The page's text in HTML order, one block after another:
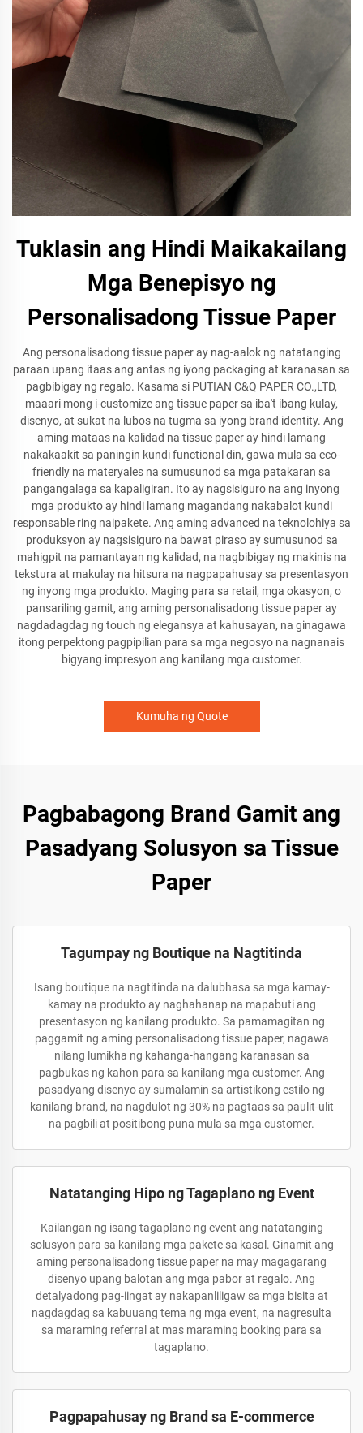
Tuklasin ang Hindi Maikakailang
Mga Benepisyo ng
Personalisadong Tissue Paper
Ang personalisadong tissue paper ay nag-aalok ng natatanging
paraan upang itaas ang antas ng iyong packaging at karanasan sa
pagbibigay ng regalo. Kasama si PUTIAN C&Q PAPER CO.,LTD,
maaari mong i-customize ang tissue paper sa iba't ibang kulay,
disenyo, at sukat na lubos na tugma sa iyong brand identity. Ang
aming mataas na kalidad na tissue paper ay hindi lamang
nakakaakit sa paningin kundi functional din, gawa mula sa eco-
friendly na materyales na sumusunod sa mga patakaran sa
pangangalaga sa kapaligiran. Ito ay nagsisiguro na ang inyong
mga produkto ay hindi lamang magandang nakabalot kundi
responsable ring naipakete. Ang aming advanced na teknolohiya sa
produksyon ay nagsisiguro na bawat piraso ay sumusunod sa
mahigpit na pamantayan ng kalidad, na nagbibigay ng makinis na
tekstura at makulay na hitsura na nagpapahusay sa presentasyon
ng inyong mga produkto. Maging para sa retail, mga okasyon, o
pansariling gamit, ang aming personalisadong tissue paper ay
nagdadagdag ng touch ng elegansya at kahusayan, na ginagawa
itong perpektong pagpipilian para sa mga negosyo na nagnanais
bigyang impresyon ang kanilang mga customer.
Kumuha ng Quote
Pagbabagong Brand Gamit ang
Pasadyang Solusyon sa Tissue
Paper
Tagumpay ng Boutique na Nagtitinda
Isang boutique na nagtitinda na dalubhasa sa mga kamay-
kamay na produkto ay naghahanap na mapabuti ang
presentasyon ng kanilang produkto. Sa pamamagitan ng
paggamit ng aming personalisadong tissue paper, nagawa
nilang lumikha ng kahanga-hangang karanasan sa
pagbukas ng kahon para sa kanilang mga customer. Ang
pasadyang disenyo ay sumalamin sa artistikong estilo ng
kanilang brand, na nagdulot ng 30% na pagtaas sa paulit-ulit
na pagbili at positibong puna mula sa mga customer.
Natatanging Hipo ng Tagaplano ng Event
Kailangan ng isang tagaplano ng event ang natatanging
solusyon para sa kanilang mga pakete sa kasal. Ginamit ang
aming personalisadong tissue paper na may magagarang
disenyo upang balotan ang mga pabor at regalo. Ang
detalyadong pag-iingat ay nakapanliligaw sa mga bisita at
nagdagdag sa kabuuang tema ng mga event, na nagresulta
sa maraming referral at mas maraming booking para sa
tagaplano.
Pagpapahusay ng Brand sa E-commerce